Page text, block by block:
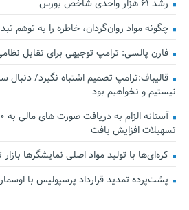
رشد ۶۱ هزار واحدی شاخص بورس
چگونه مواد روان‌گردان، خاطره را به توهم
فارن پالسی: ترامپ توجیهی برای تقابل
قالیباف:ترامپ تصمیم اشتباه نگیرد/ دنبال
نیستیم و نخواهیم بود
تسهیلات افزایش یافت
کره‌ای‌ها با تولید مواد اصلی نمایشگرها
پشت‌پرده تمدید قرارداد پرسپولیس با